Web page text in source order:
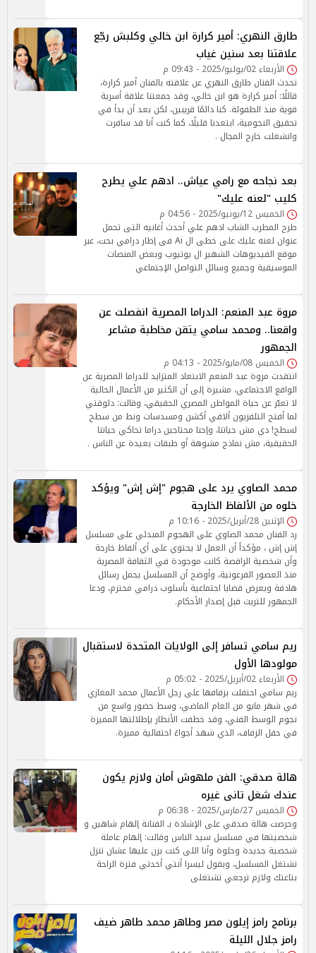
طارق النهري: أمير كرارة ابن خالي وكلبش رجّع
علاقتنا بعد سنين غياب
الأربعاء 02/يوليو/2025 - 09:43 م
تحدث الفنان طارق النهري عن علاقته بالفنان أمير كرارة،
قائلًا: أمير كرارة هو ابن خالي، وقد جمعتنا علاقة أسرية
قوية منذ الطفولة. كنا دائمًا قريبين، لكن بعد أن بدأ في
تحقيق النجومية، ابتعدنا قليلًا، كما كنت أنا قد سافرت
وانشغلت خارج المجال .
بعد نجاحه مع رامي عياش.. ادهم علي يطرح
كليب "لعنه عليك"
الخميس 12/يونيو/2025 - 04:56 م
طرح المطرب الشاب ادهم علي أحدث أغانيه التى تحمل
عنوان لعنه عليك على خطى ال Ai فى إطار درامي بحت، عبر
موقع الفيديوهات الشهير ال يوتيوب وبعض المنصات
الموسيقية وجميع وسائل التواصل الإجتماعي
مروة عبد المنعم: الدراما المصرية انفصلت عن
واقعنا.. ومحمد سامي يتقن مخاطبة مشاعر
الجمهور
الخميس 08/مايو/2025 - 04:13 م
انتقدت مروة عبد المنعم الابتعاد المتزايد للدراما المصرية عن
الواقع الاجتماعي، مشيرة إلى أن الكثير من الأعمال الحالية
لا تعبّر عن حياة المواطن المصري الحقيقي، وقالت: دلوقتي
لما أفتح التلفزيون ألاقي أكشن ومسدسات ونط من سطح
لسطح! دي مش حياتنا، وإحنا محتاجين دراما تحاكي حياتنا
الحقيقية، مش نماذج مشوهة أو طبقات بعيدة عن الناس .
محمد الصاوي يرد على هجوم "إش إش" ويؤكد
خلوه من الألفاظ الخارجة
الإثنين 28/أبريل/2025 - 10:16 م
رد الفنان محمد الصاوي على الهجوم المبدئي على مسلسل
إش إش ، مؤكداً أن العمل لا يحتوي على أي ألفاظ خارجة
وأن شخصية الراقصة كانت موجودة في الثقافة المصرية
منذ العصور الفرعونية، وأوضح أن المسلسل يحمل رسائل
هادفة ويعرض قضايا اجتماعية بأسلوب درامي محترم، ودعا
الجمهور للتريث قبل إصدار الأحكام.
ريم سامي تسافر إلى الولايات المتحدة لاستقبال
مولودها الأول
الأربعاء 02/أبريل/2025 - 05:02 م
ريم سامي احتفلت بزفافها على رجل الأعمال محمد المغازي
في شهر مايو من العام الماضي، وسط حضور واسع من
نجوم الوسط الفني، وقد خطفت الأنظار بإطلالتها المميزة
في حفل الزفاف، الذي شهد أجواءً احتفالية مميزة.
هالة صدقي: الفن ملهوش أمان ولازم يكون
عندك شغل تانى غيره
الخميس 27/مارس/2025 - 06:38 م
وحرصت هالة صدقي على الإشادة بـ الفنانة إلهام شاهين و
شخصيتها في مسلسل سيد الناس وقالت: إلهام عاملة
شخصية جديدة وحلوة وأنا اللى كنت بزن عليها عشان تنزل
تشتغل المسلسل، وبقول ليسرا أنتي أخدتي فترة الراحة
بتاعتك ولازم ترجعي تشتغلى
برنامج رامز إيلون مصر وطاهر محمد طاهر ضيف
رامز جلال الليلة